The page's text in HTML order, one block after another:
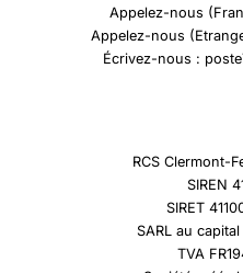
Appelez-nous
Appelez-nous
Écrivez-nous :
RCS Clermont-
SIREN
SIRET
SARL au
TVA